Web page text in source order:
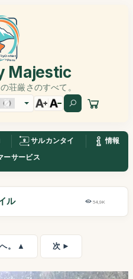
Majestic
荘厳さのすべて。
サルカンタイ
情報
ーサービス
ル 54,9K
へ。 ▲ 次 ►